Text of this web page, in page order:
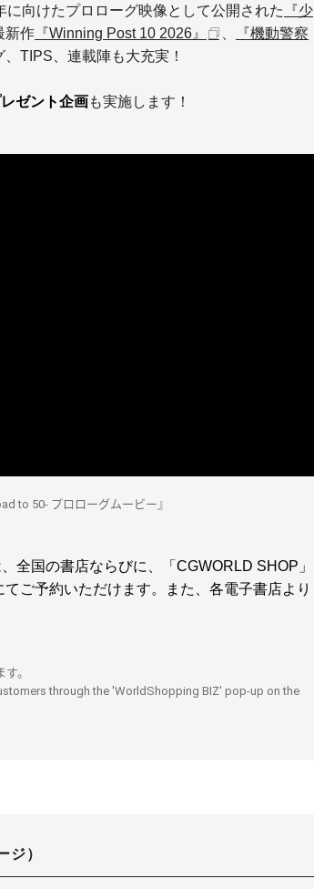
向けたプロローグ映像として公開された
『少
新作 『Winning Post 10 2026』
『機動警察
TIPS、連載陣も大充実！
ゼント企画も実施します！
to 50- プロローグムービー』
全国の書店ならびに、「CGWORLD SHOP」
ご予約いただけます。また、各電子書店より
。
through the 'WorldShopping BIZ' pop-up on the
ジ）